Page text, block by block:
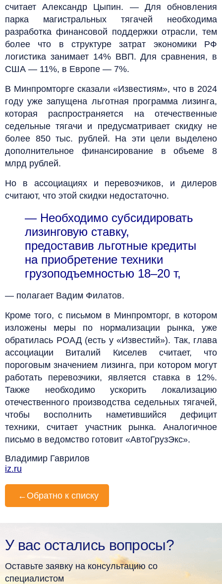
считает Александр Цыпин. — Для обновления
парка магистральных тягачей необходима
разработка финансовой поддержки отрасли, тем
более что в структуре затрат экономики РФ
логистика занимает 14% ВВП. Для сравнения, в
США — 11%, в Европе — 7%.
В Минпромторге сказали «Известиям», что в 2024
году уже запущена льготная программа лизинга,
которая распространяется на отечественные
седельные тягачи и предусматривает скидку не
более 850 тыс. рублей. На эти цели выделено
дополнительное финансирование в объеме 8
млрд рублей.
Но в ассоциациях и перевозчиков, и дилеров
считают, что этой скидки недостаточно.
— Необходимо субсидировать
лизинговую ставку,
предоставив льготные кредиты
на приобретение техники
грузоподъемностью 18–20 т,
— полагает Вадим Филатов.
Кроме того, с письмом в Минпромторг, в котором
изложены меры по нормализации рынка, уже
обратилась РОАД (есть у «Известий»). Так, глава
ассоциации Виталий Киселев считает, что
пороговым значением лизинга, при котором могут
работать перевозчики, является ставка в 12%.
Также необходимо ускорить локализацию
отечественного производства седельных тягачей,
чтобы восполнить наметившийся дефицит
техники, считает участник рынка. Аналогичное
письмо в ведомство готовит «АвтоГрузЭкс».
Владимир Гаврилов
iz.ru
← Обратно к списку
У вас остались вопросы?
Оставьте заявку на консультацию со
специалистом